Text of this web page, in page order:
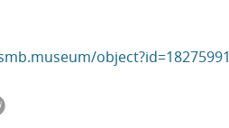
object?id=18275991